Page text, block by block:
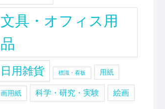
文具・オフィス用
品
日用雑貨 標識・看板 用紙
画用紙 科学・研究・実験 絵画